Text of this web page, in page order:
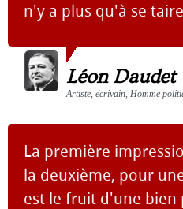
n'y a plus qu'à se
Léon Daudet
Artiste, écrivain, Homme
La première
la deuxième, pour
est le fruit d'une bien